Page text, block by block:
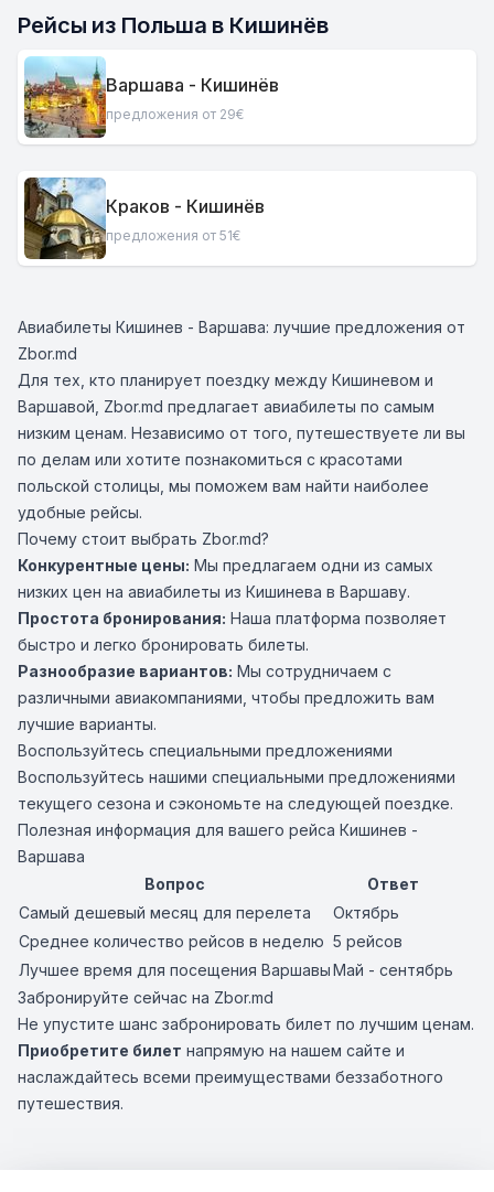
Рейсы из Польша в Кишинёв
Варшава - Кишинёв
предложения от 29€
Краков - Кишинёв
предложения от 51€
Авиабилеты Кишинев - Варшава: лучшие предложения от
Zbor.md
Для тех, кто планирует поездку между Кишиневом и
Варшавой, Zbor.md предлагает авиабилеты по самым
низким ценам. Независимо от того, путешествуете ли вы
по делам или хотите познакомиться с красотами
польской столицы, мы поможем вам найти наиболее
удобные рейсы.
Почему стоит выбрать Zbor.md?
Конкурентные цены: Мы предлагаем одни из самых
низких цен на авиабилеты из Кишинева в Варшаву.
Простота бронирования: Наша платформа позволяет
быстро и легко бронировать билеты.
Разнообразие вариантов: Мы сотрудничаем с
различными авиакомпаниями, чтобы предложить вам
лучшие варианты.
Воспользуйтесь специальными предложениями
Воспользуйтесь нашими специальными предложениями
текущего сезона и сэкономьте на следующей поездке.
Полезная информация для вашего рейса Кишинев -
Варшава
Вопрос
Ответ
Самый дешевый месяц для перелета
Октябрь
Среднее количество рейсов в неделю 5 рейсов
Лучшее время для посещения ВаршавыМай - сентябрь
Забронируйте сейчас на Zbor.md
Не упустите шанс забронировать билет по лучшим ценам.
Приобретите билет напрямую на нашем сайте и
наслаждайтесь всеми преимуществами беззаботного
путешествия.